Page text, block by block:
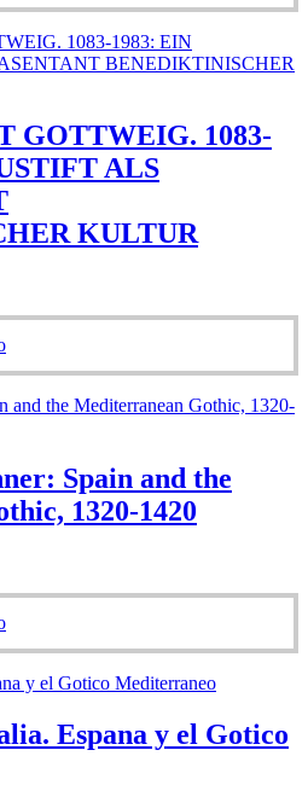
GOTTWEIG. 1083-
ALS
KULTUR
Spain and the
1320-1420
Espana y el Gotico